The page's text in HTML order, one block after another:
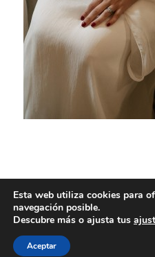
Esta web utiliza cookies para
navegación posible.
Descubre más o ajusta tus
Aceptar